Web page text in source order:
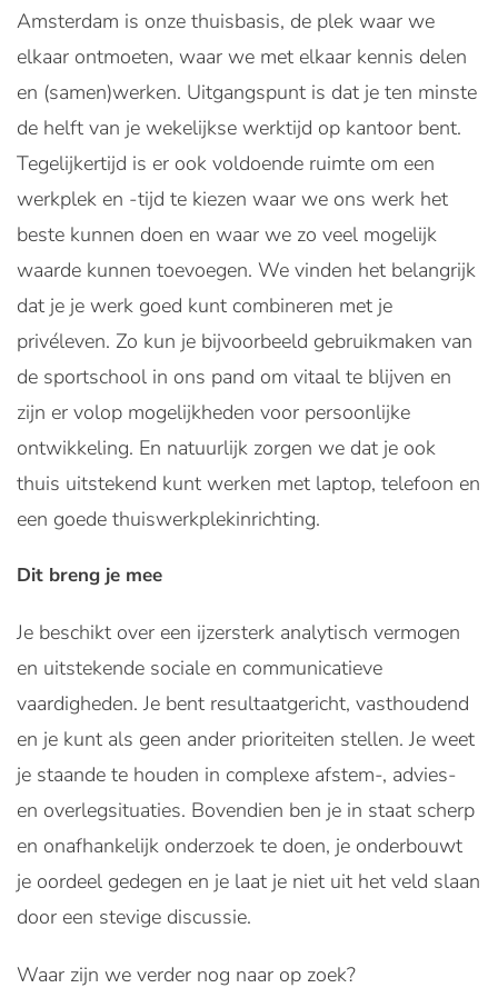
Amsterdam is onze thuisbasis, de plek waar we
elkaar ontmoeten, waar we met elkaar kennis delen
en (samen)werken. Uitgangspunt is dat je ten minste
de helft van je wekelijkse werktijd op kantoor bent.
Tegelijkertijd is er ook voldoende ruimte om een
werkplek en -tijd te kiezen waar we ons werk het
beste kunnen doen en waar we zo veel mogelijk
waarde kunnen toevoegen. We vinden het belangrijk
dat je je werk goed kunt combineren met je
privéleven. Zo kun je bijvoorbeeld gebruikmaken van
de sportschool in ons pand om vitaal te blijven en
zijn er volop mogelijkheden voor persoonlijke
ontwikkeling. En natuurlijk zorgen we dat je ook
thuis uitstekend kunt werken met laptop, telefoon en
een goede thuiswerkplekinrichting.
Dit breng je mee
Je beschikt over een ijzersterk analytisch vermogen
en uitstekende sociale en communicatieve
vaardigheden. Je bent resultaatgericht, vasthoudend
en je kunt als geen ander prioriteiten stellen. Je weet
je staande te houden in complexe afstem-, advies-
en overlegsituaties. Bovendien ben je in staat scherp
en onafhankelijk onderzoek te doen, je onderbouwt
je oordeel gedegen en je laat je niet uit het veld slaan
door een stevige discussie.
Waar zijn we verder nog naar op zoek?